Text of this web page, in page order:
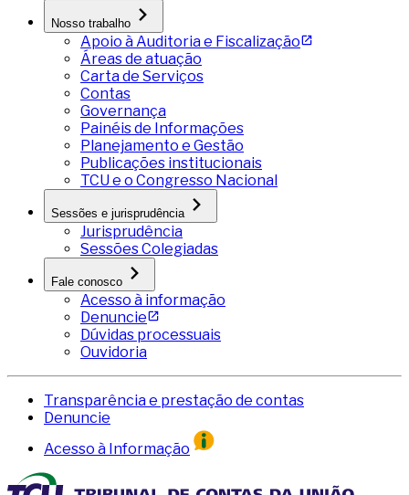
Nosso trabalho
Apoio à Auditoria e Fiscalização
Áreas de atuação
Carta de Serviços
Contas
Governança
Painéis de Informações
Planejamento e Gestão
Publicações institucionais
TCU e o Congresso Nacional
Sessões e jurisprudência
Jurisprudência
Sessões Colegiadas
Fale conosco
Acesso à informação
Denuncie
Dúvidas processuais
Ouvidoria
Transparência e prestação de contas
Denuncie
Acesso à Informação